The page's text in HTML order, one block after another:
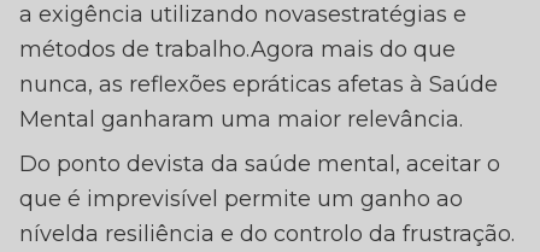
a exigência utilizando novasestratégias e
métodos de trabalho.Agora mais do que
nunca, as reflexões epráticas afetas à Saúde
Mental ganharam uma maior relevância.
Do ponto devista da saúde mental, aceitar o
que é imprevisível permite um ganho ao
nívelda resiliência e do controlo da frustração.